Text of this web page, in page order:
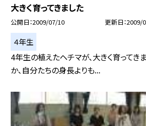
大きく育ってきました
公開日 2009/07/10 更新日 2009/
４年生
4年生の植えたヘチマが、大きく育ってき
か、自分たちの身長よりも...